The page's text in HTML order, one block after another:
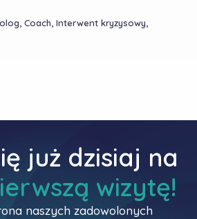
Coach, Interwent kryzysowy,
już dzisiaj na
wizytę!
naszych zadowolonych